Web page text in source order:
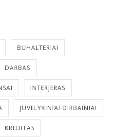
BUHALTERIAI
DARBAS
INTERJERAS
JUVELYRINIAI DIRBAINIAI
KREDITAS